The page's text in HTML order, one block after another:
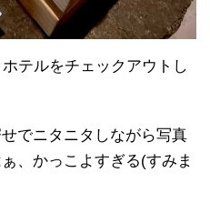
テルをチェックアウトし
でニタニタしながら写真
、かっこよすぎる(すみま